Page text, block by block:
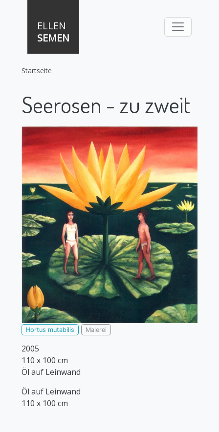
ELLEN
SEMEN
Startseite
Seerosen - zu zweit
Hortus mutabilis Malerei
2005
110 x 100 cm
Öl auf Leinwand
Öl auf Leinwand
110 x 100 cm